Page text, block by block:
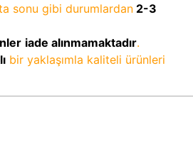
sonu gibi durumlardan 2-3
iade alınmamaktadır.
bir yaklaşımla kaliteli ürünleri